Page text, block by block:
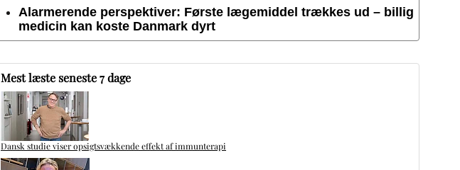
Alarmerende perspektiver: Første lægemiddel trækkes ud – billig
medicin kan koste Danmark dyrt
Mest læste seneste 7 dage
Dansk studie viser opsigtsvækkende effekt af immunterapi